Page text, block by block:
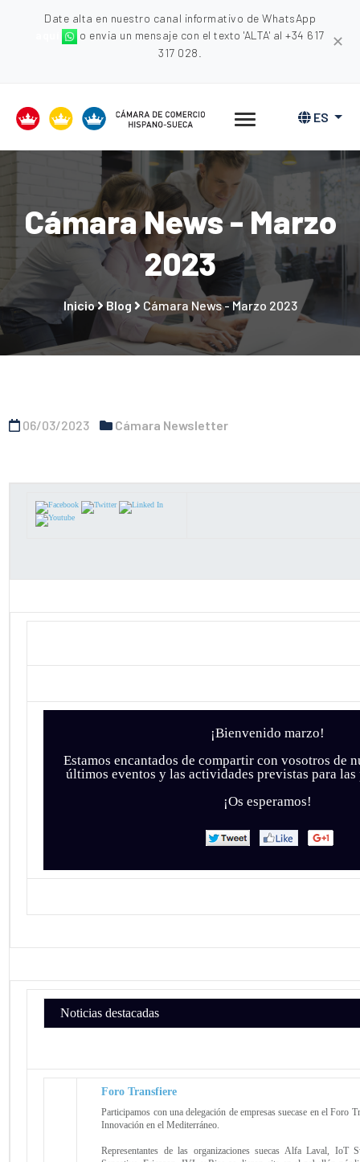
Date alta en nuestro canal informativo de WhatsApp
o envia un mensaje con el texto 'ALTA' al +34 617
317 028.
✕
ES
Cámara News - Marzo
2023
Inicio Blog Cámara News - Marzo 2023
06/03/2023 Cámara Newsletter
¡Bienvenido marzo!
Estamos encantados de compartir con vosotros de
últimos eventos y las actividades previstas para
¡Os esperamos!
Noticias destacadas
Foro Transfiere
Participamos con una delegación de empresas suecase en el Foro
Innovación en el Mediterráneo.
Representantes de las organizaciones suecas Alfa Laval, IoT